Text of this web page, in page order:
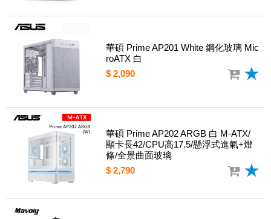
華碩 Prime AP201 White 鋼化玻璃 Mic
roATX 白
$ 2,090
華碩 Prime AP202 ARGB 白 M-ATX/
顯卡長42/CPU高17.5/懸浮式進氣+燈
條/全景曲面玻璃
$ 2,790